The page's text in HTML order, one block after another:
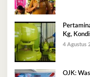
Kg,
4 Agustus
OJK: